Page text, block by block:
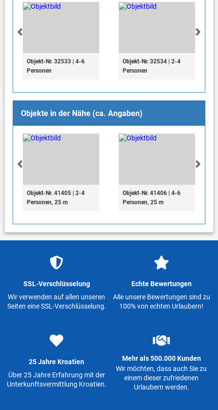
Objekt-Nr. 32533 | 4-6
Personen
Objekt-Nr. 32534 | 2-4
Personen
Objekte in der Nähe (ca. Angaben)
Objekt-Nr. 41405 | 2-4
Personen, 25 m
Objekt-Nr. 41406 | 4-6
Personen, 25 m
SSL-Verschlüsselung
Wir verwenden auf allen unseren
Seiten eine SSL-Verschlüsselung.
Echte Bewertungen
Alle unsere Bewertungen sind zu
100% von echten Urlaubern!
25 Jahre Kroatien
Über 25 Jahre Erfahrung mit der
Unterkunftsvermittlung Kroatien.
Mehr als 500.000 Kunden
Wir möchten, dass auch Sie zu
einem dieser zufriedenen
Urlaubern werden.